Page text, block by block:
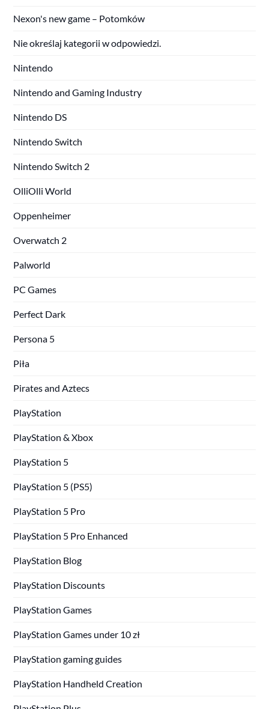
Nexon's new game – Potomków
Nie określaj kategorii w odpowiedzi.
Nintendo
Nintendo and Gaming Industry
Nintendo DS
Nintendo Switch
Nintendo Switch 2
OlliOlli World
Oppenheimer
Overwatch 2
Palworld
PC Games
Perfect Dark
Persona 5
Piła
Pirates and Aztecs
PlayStation
PlayStation & Xbox
PlayStation 5
PlayStation 5 (PS5)
PlayStation 5 Pro
PlayStation 5 Pro Enhanced
PlayStation Blog
PlayStation Discounts
PlayStation Games
PlayStation Games under 10 zł
PlayStation gaming guides
PlayStation Handheld Creation